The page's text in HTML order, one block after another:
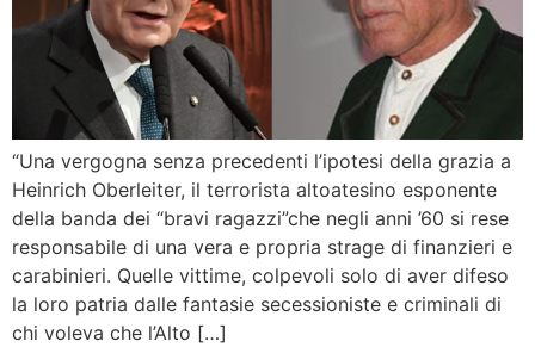
“Una vergogna senza precedenti l’ipotesi della grazia a
Heinrich Oberleiter, il terrorista altoatesino esponente
della banda dei “bravi ragazzi”che negli anni ’60 si rese
responsabile di una vera e propria strage di finanzieri e
carabinieri. Quelle vittime, colpevoli solo di aver difeso
la loro patria dalle fantasie secessioniste e criminali di
chi voleva che l’Alto […]